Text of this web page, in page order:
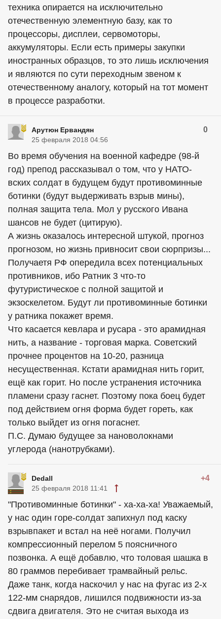
техника опирается на исключительно
отечественную элементную базу, как то
процессоры, дисплеи, сервомоторы,
аккумуляторы. Если есть примеры закупки
иностранных образцов, то это лишь исключения
и являются по сути переходным звеном к
отечественному аналогу, который на тот момент
в процессе разработки.
Арутюн Ервандян 0
25 февраля 2018 04:56
Во время обучения на военной кафедре (98-й
год) препод рассказывал о том, что у НАТО-
вских солдат в будущем будут противоминные
ботинки (будут выдерживать взрыв мины),
полная защита тела. Мол у русского Ивана
шансов не будет (цитирую).
А жизнь оказалось интересной штукой, прогноз
прогнозом, но жизнь привносит свои сюрпризы...
Получаетя РФ опередила всех потенциальных
противников, ибо Ратник 3 что-то
футуристическое с полной защитой и
экзоскелетом. Будут ли противоминные ботинки
у ратника покажет время.
Что касается кевлара и русара - это арамидная
нить, а название - торговая марка. Советский
прочнее процентов на 10-20, разница
несущественная. Кстати арамидная нить горит,
ещё как горит. Но после устранения источника
пламени сразу гаснет. Поэтому пока боец будет
под действием огня форма будет гореть, как
только выйдет из огня погаснет.
П.С. Думаю будущее за нановолокнами
углерода (нанотрубками).
Dedall +4
25 февраля 2018 11:41
"Противоминные ботинки" - ха-ха-ха! Уважаемый,
у нас один горе-солдат запихнул под каску
взрывпакет и встал на неё ногами. Получил
компрессионный перелом 5 поясничного
позвонка. А ещё добавлю, что толовая шашка в
80 граммов перебивает трамвайный рельс.
Даже танк, когда наскочил у нас на фугас из 2-х
122-мм снарядов, лишился подвижности из-за
сдвига двигателя. Это не считая выхода из